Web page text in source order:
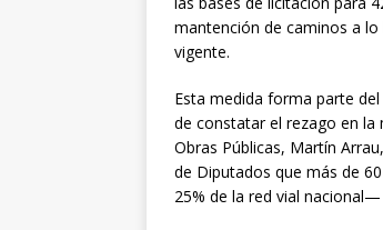
mantención de caminos a
vigente.
Esta medida forma parte
de constatar el rezago en
Obras Públicas, Martín
de Diputados que más de
25% de la red vial